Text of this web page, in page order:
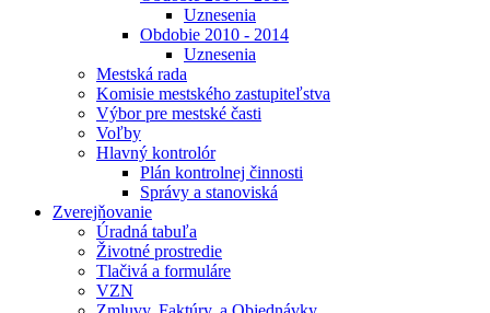
Uznesenia
Obdobie 2010 - 2014
Uznesenia
Mestská rada
Komisie mestského zastupiteľstva
Výbor pre mestské časti
Voľby
Hlavný kontrolór
Plán kontrolnej činnosti
Správy a stanoviská
Zverejňovanie
Úradná tabuľa
Životné prostredie
Tlačivá a formuláre
VZN